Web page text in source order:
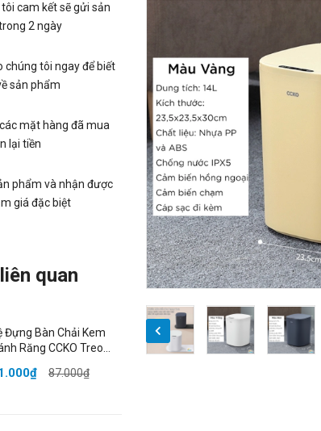
cam kết sẽ gửi sản
2 ngày
chúng tôi ngay để biết
sản phẩm
mặt hàng đã mua
lại tiền
phẩm và nhận được
giá đặc biệt
quan
Đựng Bàn Chải Kem
Răng CCKO Treo
Chống Bụi, Nhựa
87.000₫